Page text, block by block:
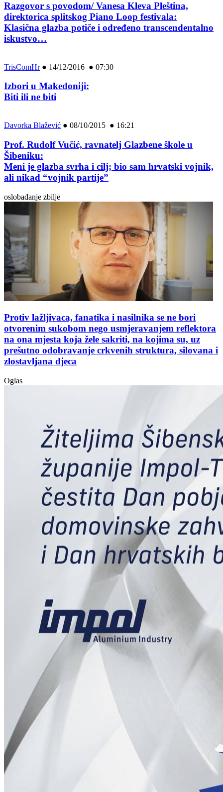
Razgovor s povodom/ Vanesa Kleva Pleština,
direktorica splitskog Piano Loop festivala:
Klasična glazba potiče i određeno transcendentalno
iskustvo…
TrisComHr● 14/12/2016 ● 07:30
Izbori u Makedoniji:
Biti ili ne biti
Davorka Blažević ● 08/10/2015 ● 16:21
Prof. Rudolf Vučić, ravnatelj Glazbene škole u
Šibeniku:
Meni je glazba svrha i cilj; bio sam hrvatski vojnik,
ali nikad “vojnik partije”
oslobađanje zbilje
Protiv lažljivaca, fanatika i nasilnika se ne bori
otvorenim sukobom nego usmjeravanjem reflektora
na ona mjesta koja žele sakriti, na kojima su, uz
prešutno odobravanje crkvenih struktura, silovana i
zlostavljana djeca
Oglas